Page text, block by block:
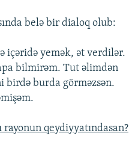
belə bir dialoq olub:
içəridə yemək, ət verdilər.
bilmirəm. Tut əlimdən
birdə burda görməzsən.
rayonun qeydiyyatındasan?